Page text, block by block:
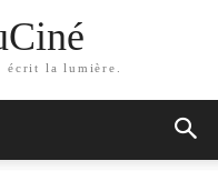
écrit la lumière.